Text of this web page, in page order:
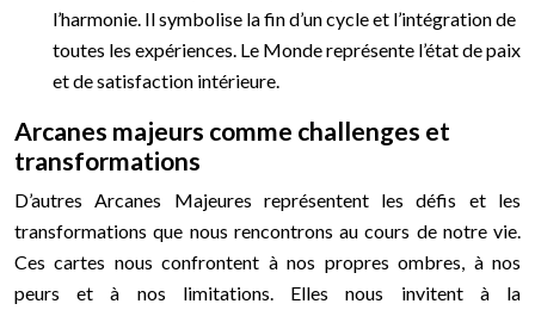
l’harmonie. Il symbolise la fin d’un cycle et l’intégration de
toutes les expériences. Le Monde représente l’état de paix
et de satisfaction intérieure.
Arcanes majeurs comme challenges et
transformations
D’autres Arcanes Majeures représentent les défis et les
transformations que nous rencontrons au cours de notre vie.
Ces cartes nous confrontent à nos propres ombres, à nos
peurs et à nos limitations. Elles nous invitent à la